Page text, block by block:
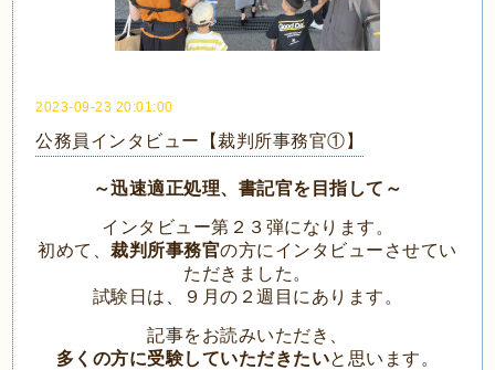
2023-09-23 20:01:00
公務員インタビュー【裁判所事務官①】
～迅速適正処理、書記官を目指して～
インタビュー第２３弾になります。
初めて、裁判所事務官の方にインタビューさせてい
ただきました。
試験日は、９月の２週目にあります。
記事をお読みいただき、
多くの方に受験していただきたいと思います。